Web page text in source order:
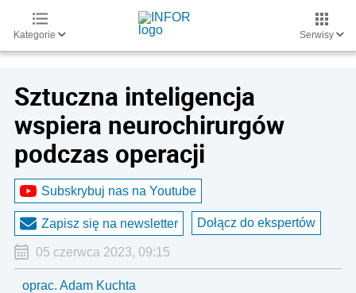
Kategorie Serwisy
Sztuczna inteligencja
wspiera neurochirurgów
podczas operacji
Subskrybuj nas na Youtube
Zapisz się na newsletter Dołącz do ekspertów
05 czerwca 2023, 09:15
oprac. Adam Kuchta